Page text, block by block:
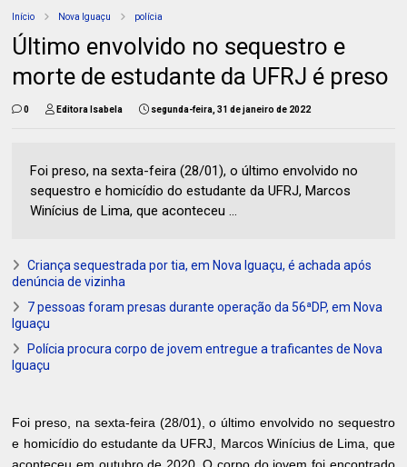
Início Nova Iguaçu polícia
Último envolvido no sequestro e
morte de estudante da UFRJ é preso
0 Editora Isabela segunda-feira, 31 de janeiro de 2022
Foi preso, na sexta-feira (28/01), o último envolvido no
sequestro e homicídio do estudante da UFRJ, Marcos
Winícius de Lima, que aconteceu ...
Criança sequestrada por tia, em Nova Iguaçu, é achada após
denúncia de vizinha
7 pessoas foram presas durante operação da 56ªDP, em Nova
Iguaçu
Polícia procura corpo de jovem entregue a traficantes de Nova
Iguaçu
Foi preso, na sexta-feira (28/01), o último envolvido no sequestro
e homicídio do estudante da UFRJ, Marcos Winícius de Lima, que